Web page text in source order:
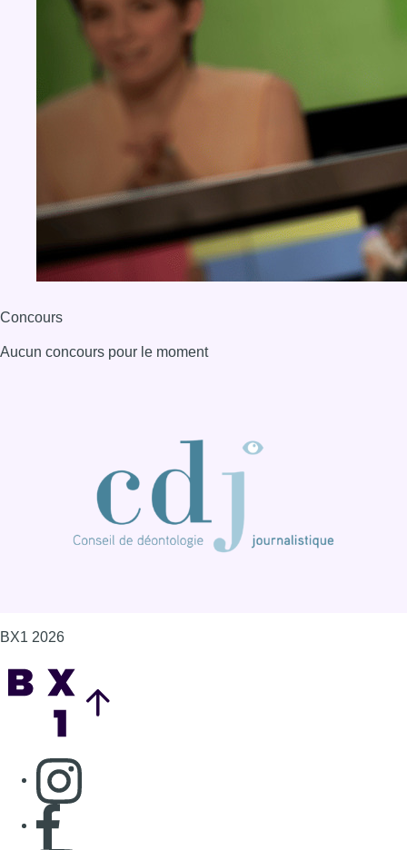
Concours
Aucun concours pour le moment
BX1 2026
Consulter page Instagram
Consulter page Facebook